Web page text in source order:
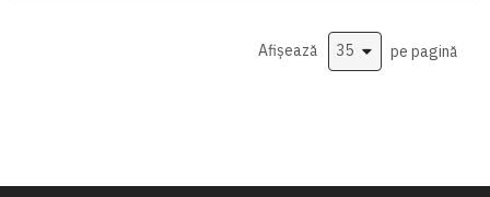
Afișează pe pagină